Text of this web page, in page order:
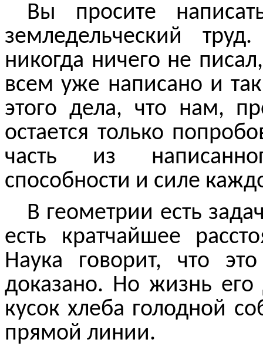
Вы просите
земледельческий
никогда ничего не
всем уже написано и
этого дела, что нам,
остается только
часть из
способности и силе
В геометрии есть
есть кратчайшее
Наука говорит, что
доказано. Но жизнь его
кусок хлеба голодной
прямой линии.